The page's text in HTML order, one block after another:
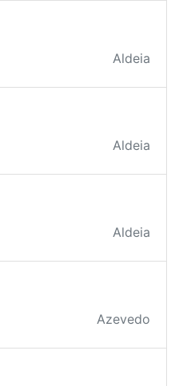
Aldeia
Aldeia
Aldeia
Azevedo